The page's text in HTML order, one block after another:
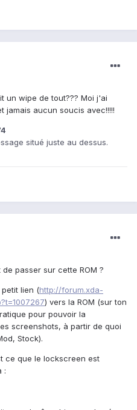
un wipe de tout??? Moi j'ai
jamais aucun soucis avec!!!!!
situé juste au dessus.
passer sur cette ROM ?
lien (http://forum.xda-
) vers la ROM (sur ton
pour pouvoir la
screenshots, à partir de quoi
Stock).
ce que le lockscreen est
: